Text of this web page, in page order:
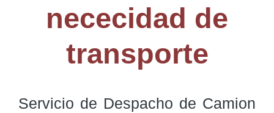
nececidad de
transporte
Servicio de Despacho de Camion